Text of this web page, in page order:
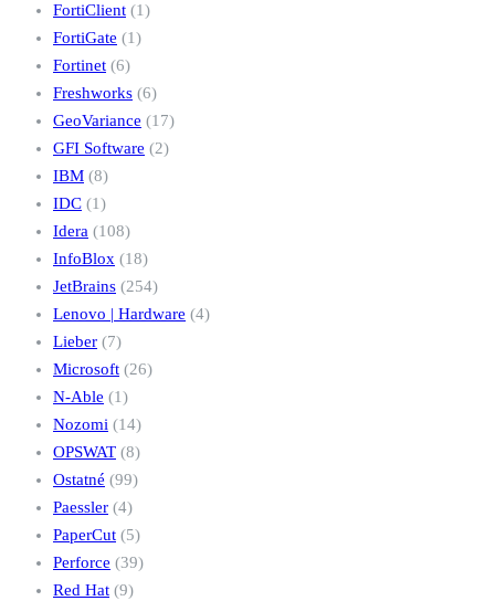
FortiClient (1)
FortiGate (1)
Fortinet (6)
Freshworks (6)
GeoVariance (17)
GFI Software (2)
IBM (8)
IDC (1)
Idera (108)
InfoBlox (18)
JetBrains (254)
Lenovo | Hardware (4)
Lieber (7)
Microsoft (26)
N-Able (1)
Nozomi (14)
OPSWAT (8)
Ostatné (99)
Paessler (4)
PaperCut (5)
Perforce (39)
Red Hat (9)